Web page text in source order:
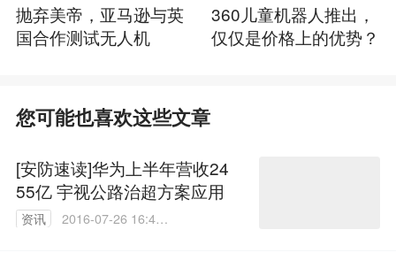
抛弃美帝，亚马逊与英
国合作测试无人机
360儿童机器人推出，
仅仅是价格上的优势？
您可能也喜欢这些文章
[安防速读]华为上半年营收24
55亿 宇视公路治超方案应用
资讯
2016-07-26 16:42: